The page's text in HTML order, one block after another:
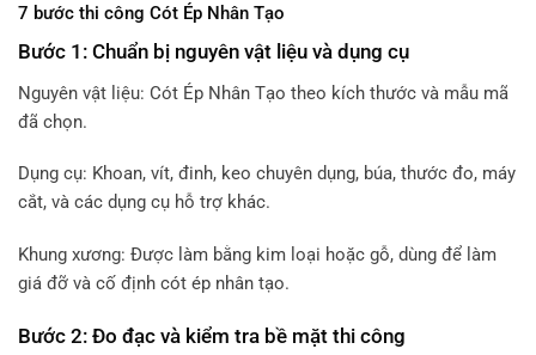
7 bước thi công Cót Ép Nhân Tạo
Bước 1: Chuẩn bị nguyên vật liệu và dụng cụ
Nguyên vật liệu: Cót Ép Nhân Tạo theo kích thước và mẫu mã
đã chọn.
Dụng cụ: Khoan, vít, đinh, keo chuyên dụng, búa, thước đo, máy
cắt, và các dụng cụ hỗ trợ khác.
Khung xương: Được làm bằng kim loại hoặc gỗ, dùng để làm
giá đỡ và cố định cót ép nhân tạo.
Bước 2: Đo đạc và kiểm tra bề mặt thi công